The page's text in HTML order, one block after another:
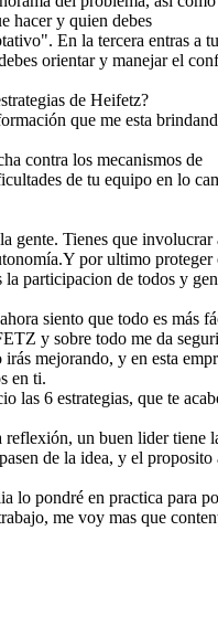
hacer y quien debes
En la tercera entras a
orientar y manejar el
de Heifetz?
que me esta
contra los mecanismos de
de tu equipo en lo
gente. Tienes que involucrar
por ultimo proteger
participacion de todos y
siento que todo es más
y sobre todo me da
mejorando, y en esta
en ti.
las 6 estrategias, que te
reflexión, un buen lider tiene
de la idea, y el proposito
lo pondré en practica para
me voy mas que